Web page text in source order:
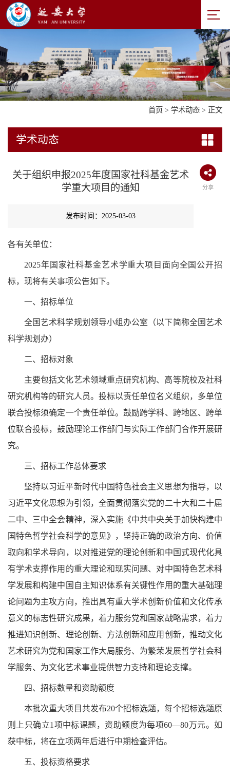
首页 > 学术动态 > 正文
学术动态
关于组织申报2025年度国家社科基金艺术
学重大项目的通知
分享
发布时间：2025-03-03
各有关单位：
2025年国家社科基金艺术学重大项目面向全国公开招
标，现将有关事项公告如下。
一、招标单位
全国艺术科学规划领导小组办公室（以下简称全国艺术
科学规划办）
二、招标对象
主要包括文化艺术领域重点研究机构、高等院校及社科
研究机构等的研究人员。投标以责任单位名义组织，多单位
联合投标须确定一个责任单位。鼓励跨学科、跨地区、跨单
位联合投标，鼓励理论工作部门与实际工作部门合作开展研
究。
三、招标工作总体要求
坚持以习近平新时代中国特色社会主义思想为指导，以
习近平文化思想为引领，全面贯彻落实党的二十大和二十届
二中、三中全会精神，深入实施《中共中央关于加快构建中
国特色哲学社会科学的意见》，坚持正确的政治方向、价值
取向和学术导向，以对推进党的理论创新和中国式现代化具
有学术支撑作用的重大理论和现实问题、对中国特色艺术科
学发展和构建中国自主知识体系有关键性作用的重大基础理
论问题为主攻方向，推出具有重大学术创新价值和文化传承
意义的标志性研究成果，着力服务党和国家战略需求，着力
推进知识创新、理论创新、方法创新和应用创新，推动文化
艺术研究为党和国家工作大局服务、为繁荣发展哲学社会科
学服务、为文化艺术事业提供智力支持和理论支撑。
四、招标数量和资助额度
本批次重大项目共发布20个招标选题，每个招标选题原
则上只确立1项中标课题，资助额度为每项60—80万元。如
获中标，将在立项两年后进行中期检查评估。
五、投标资格要求